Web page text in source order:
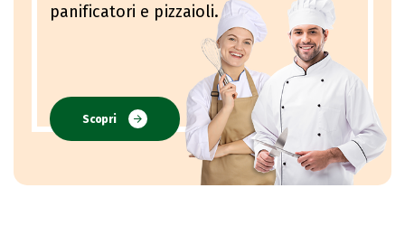
panificatori e pizzaioli.
Scopri